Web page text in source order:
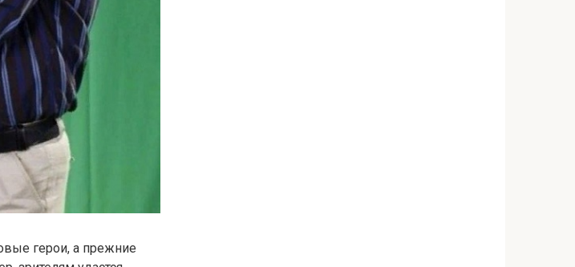
герои, а прежние